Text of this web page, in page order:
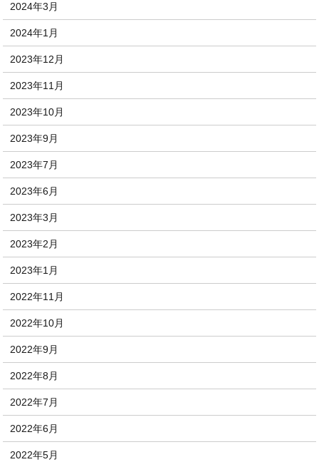
2024年3月
2024年1月
2023年12月
2023年11月
2023年10月
2023年9月
2023年7月
2023年6月
2023年3月
2023年2月
2023年1月
2022年11月
2022年10月
2022年9月
2022年8月
2022年7月
2022年6月
2022年5月